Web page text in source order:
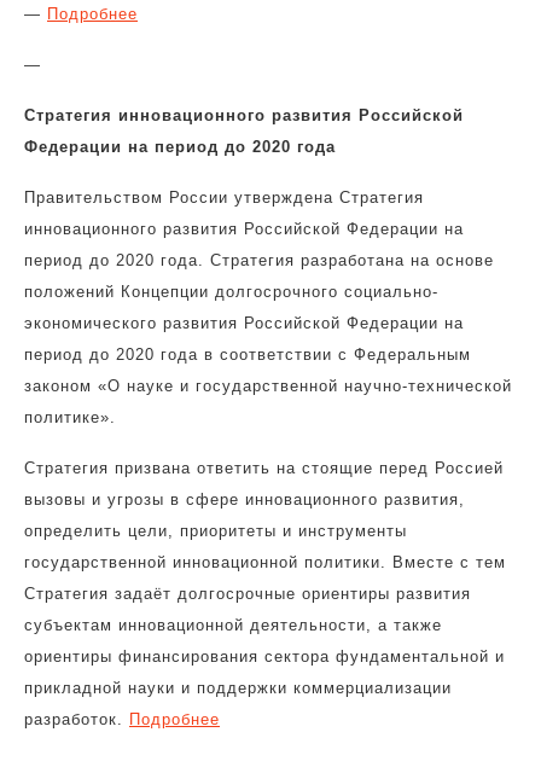
— Подробнее
—
Стратегия инновационного развития Российской
Федерации на период до 2020 года
Правительством России утверждена Стратегия
инновационного развития Российской Федерации на
период до 2020 года. Стратегия разработана на основе
положений Концепции долгосрочного социально-
экономического развития Российской Федерации на
период до 2020 года в соответствии с Федеральным
законом «О науке и государственной научно-технической
политике».
Стратегия призвана ответить на стоящие перед Россией
вызовы и угрозы в сфере инновационного развития,
определить цели, приоритеты и инструменты
государственной инновационной политики. Вместе с тем
Стратегия задаёт долгосрочные ориентиры развития
субъектам инновационной деятельности, а также
ориентиры финансирования сектора фундаментальной и
прикладной науки и поддержки коммерциализации
разработок. Подробнее